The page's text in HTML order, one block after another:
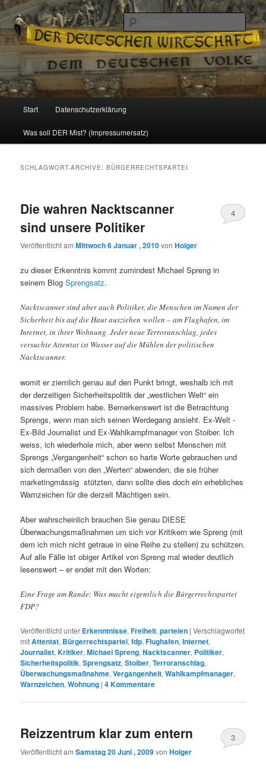
Reizzentrum
Politik, Wirtschaft, Soziales und Gesellschaft
Zum
Inhalt
Zum
sekundären
Start Datenschutzerklärung
Was soll DER Mist? (Impressumersatz)
SCHLAGWORT-ARCHIVE:BÜRGERRECHTSPARTEI
Die wahren Nacktscanner
sind unsere Politiker
Veröffentlicht amMittwoch 6 Januar , 2010vonHolger
4
zu dieser Erkenntnis kommt zumindest Michael Spreng in
seinem BlogSprengsatz.
Nacktscanner sind aber auch Politiker, die Menschen im Namen der
Sicherheit bis auf die Haut ausziehen wollen – am Flughafen, im
Internet, in ihrer Wohnung. Jeder neue Terroranschlag, jedes
versuchte Attentat ist Wasser auf die Mühlen der politischen
Nacktscanner.
womit er ziemlich genau auf den Punkt bringt, weshalb ich mit
der derzeitigen Sicherheitspolitik der „westlichen Welt“ ein
massives Problem habe. Bemerkenswert ist die Betrachtung
Sprengs, wenn man sich seinen Werdegang ansieht. Ex-Welt -
Ex-Bild Journalist und Ex-Wahlkampfmanager von Stoiber. Ich
weiss, ich wiederhole mich, aber wenn selbst Menschen mit
Sprengs „Vergangenheit“ schon so harte Worte gebrauchen und
sich dermaßen von den „Werten“ abwenden, die sie früher
marketingmässig stützten, dann sollte dies doch ein erhebliches
Warnzeichen für die derzeit Mächtigen sein.
Aber wahrscheinlich brauchen Sie genau DIESE
Überwachungsmaßnahmen um sich vor Kritikern wie Spreng (mit
dem ich mich nicht getraue in eine Reihe zu stellen) zu schützen.
Auf alle Fälle ist obiger Artikel von Spreng mal wieder deutlich
lesenswert – er endet mit den Worten:
Eine Frage am Rande: Was macht eigentlich die Bürgerrechtspartei
FDP?
Veröffentlicht unter Erkenntnisse,Freiheit,parteien |Verschlagwortet
mitAttentat, Bürgerrechtspartei,fdp,Flughafen,Internet,
Journalist,Kritiker,Michael Spreng,Nacktscanner, Politiker,
Sicherheitspolitik,Sprengsatz,Stoiber,Terroranschlag,
Überwachungsmaßnahme,Vergangenheit,Wahlkampfmanager,
Warnzeichen,Wohnung |4Kommentare
Reizzentrum klar zum entern
Veröffentlicht amSamstag 20 Juni , 2009vonHolger
3